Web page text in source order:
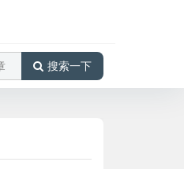
搜索一下
际航班增频至每周2班